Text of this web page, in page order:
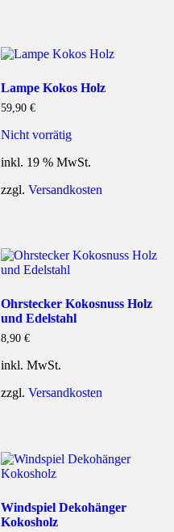
Lampe Kokos Holz
59,90 €
Nicht vorrätig
inkl. 19 % MwSt.
zzgl. Versandkosten
Ohrstecker Kokosnuss Holz
und Edelstahl
8,90 €
inkl. MwSt.
zzgl. Versandkosten
Windspiel Dekohänger
Kokosholz